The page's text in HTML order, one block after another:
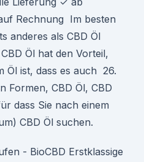
Rechnung Im besten
anderes als CBD Öl
Öl hat den Vorteil,
Öl ist, dass es auch 26.
Formen, CBD Öl, CBD
dass Sie nach einem
CBD Öl suchen.
- BioCBD Erstklassige